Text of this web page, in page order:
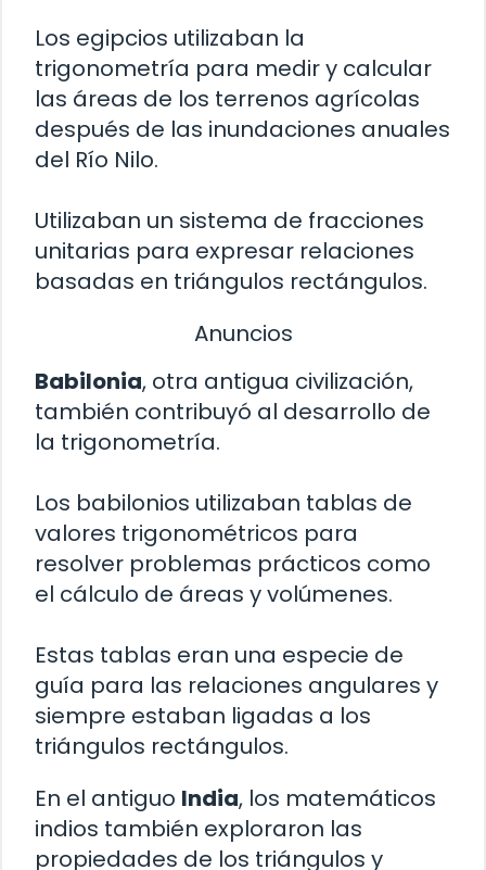
Los egipcios utilizaban la
trigonometría para medir y calcular
las áreas de los terrenos agrícolas
después de las inundaciones anuales
del Río Nilo.
Utilizaban un sistema de fracciones
unitarias para expresar relaciones
basadas en triángulos rectángulos.
Anuncios
Babilonia, otra antigua civilización,
también contribuyó al desarrollo de
la trigonometría.
Los babilonios utilizaban tablas de
valores trigonométricos para
resolver problemas prácticos como
el cálculo de áreas y volúmenes.
Estas tablas eran una especie de
guía para las relaciones angulares y
siempre estaban ligadas a los
triángulos rectángulos.
En el antiguo India, los matemáticos
indios también exploraron las
propiedades de los triángulos y